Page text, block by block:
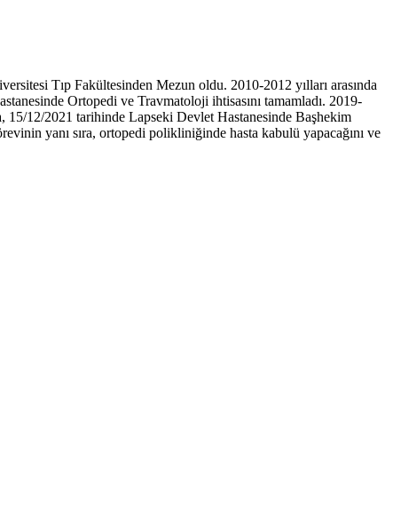
Tıp Fakültesinden Mezun oldu. 2010-2012 yılları arasında
Ortopedi ve Travmatoloji ihtisasını tamamladı. 2019-
15/12/2021 tarihinde Lapseki Devlet Hastanesinde Başhekim
yanı sıra, ortopedi polikliniğinde hasta kabulü yapacağını ve